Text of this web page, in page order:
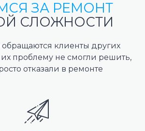
ЗА РЕМОНТ
СЛОЖНОСТИ
обращаются клиенты других
их проблему не смогли решить,
отказали в ремонте